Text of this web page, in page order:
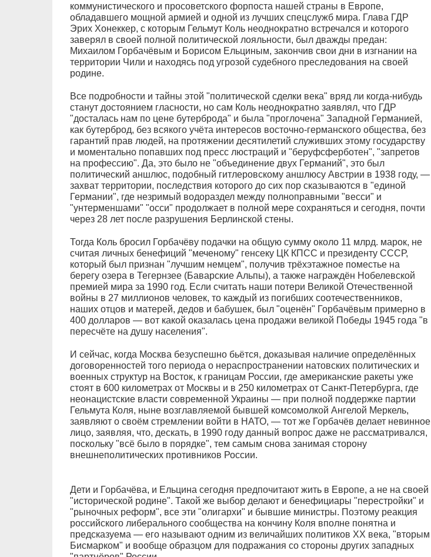
коммунистического и просоветского форпоста нашей страны в Европе,
обладавшего мощной армией и одной из лучших спецслужб мира. Глава ГДР
Эрих Хонеккер, с которым Гельмут Коль неоднократно встречался и которого
заверял в своей полной политической лояльности, был дважды предан:
Михаилом Горбачёвым и Борисом Ельциным, закончив свои дни в изгнании на
территории Чили и находясь под угрозой судебного преследования на своей
родине.
Все подробности и тайны этой "политической сделки века" вряд ли когда-нибудь
станут достоянием гласности, но сам Коль неоднократно заявлял, что ГДР
"досталась нам по цене бутерброда" и была "проглочена" Западной Германией,
как бутерброд, без всякого учёта интересов восточно-германского общества, без
гарантий прав людей, на протяжении десятилетий служивших этому государству
и моментально попавших под пресс люстраций и "беруфсферботен", "запретов
на профессию". Да, это было не "объединение двух Германий", это был
политический аншлюс, подобный гитлеровскому аншлюсу Австрии в 1938 году, —
захват территории, последствия которого до сих пор сказываются в "единой
Германии", где незримый водораздел между полноправными "весси" и
"унтерменшами" "осси" продолжает в полной мере сохраняться и сегодня, почти
через 28 лет после разрушения Берлинской стены.
Тогда Коль бросил Горбачёву подачки на общую сумму около 11 млрд. марок, не
считая личных бенефиций "меченому" генсеку ЦК КПСС и президенту СССР,
который был признан "лучшим немцем", получив трёхэтажное поместье на
берегу озера в Тегернзее (Баварские Альпы), а также награждён Нобелевской
премией мира за 1990 год. Если считать наши потери Великой Отечественной
войны в 27 миллионов человек, то каждый из погибших соотечественников,
наших отцов и матерей, дедов и бабушек, был "оценён" Горбачёвым примерно в
400 долларов — вот какой оказалась цена продажи великой Победы 1945 года "в
пересчёте на душу населения".
И сейчас, когда Москва безуспешно бьётся, доказывая наличие определённых
договоренностей того периода о нераспространении натовских политических и
военных структур на Восток, к границам России, где американские ракеты уже
стоят в 600 километрах от Москвы и в 250 километрах от Санкт-Петербурга, где
неонацистские власти современной Украины — при полной поддержке партии
Гельмута Коля, ныне возглавляемой бывшей комсомолкой Ангелой Меркель,
заявляют о своём стремлении войти в НАТО, — тот же Горбачёв делает невинное
лицо, заявляя, что, дескать, в 1990 году данный вопрос даже не рассматривался,
поскольку "всё было в порядке", тем самым снова занимая сторону
внешнеполитических противников России.
Дети и Горбачёва, и Ельцина сегодня предпочитают жить в Европе, а не на своей
"исторической родине". Такой же выбор делают и бенефициары "перестройки" и
"рыночных реформ", все эти "олигархи" и бывшие министры. Поэтому реакция
российского либерального сообщества на кончину Коля вполне понятна и
предсказуема — его называют одним из величайших политиков ХХ века, "вторым
Бисмарком" и вообще образцом для подражания со стороны других западных